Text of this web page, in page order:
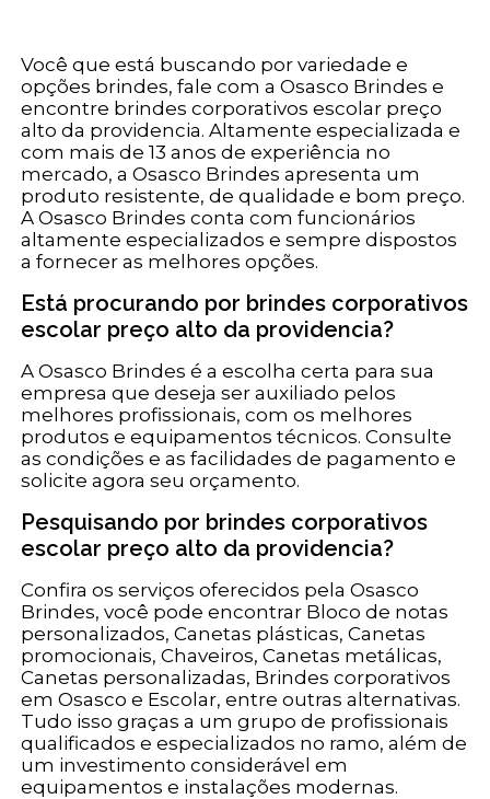
Você que está buscando por variedade e
opções brindes, fale com a Osasco Brindes e
encontre brindes corporativos escolar preço
alto da providencia. Altamente especializada e
com mais de 13 anos de experiência no
mercado, a Osasco Brindes apresenta um
produto resistente, de qualidade e bom preço.
A Osasco Brindes conta com funcionários
altamente especializados e sempre dispostos
a fornecer as melhores opções.
Está procurando por brindes corporativos
escolar preço alto da providencia?
A Osasco Brindes é a escolha certa para sua
empresa que deseja ser auxiliado pelos
melhores profissionais, com os melhores
produtos e equipamentos técnicos. Consulte
as condições e as facilidades de pagamento e
solicite agora seu orçamento.
Pesquisando por brindes corporativos
escolar preço alto da providencia?
Confira os serviços oferecidos pela Osasco
Brindes, você pode encontrar Bloco de notas
personalizados, Canetas plásticas, Canetas
promocionais, Chaveiros, Canetas metálicas,
Canetas personalizadas, Brindes corporativos
em Osasco e Escolar, entre outras alternativas.
Tudo isso graças a um grupo de profissionais
qualificados e especializados no ramo, além de
um investimento considerável em
equipamentos e instalações modernas.